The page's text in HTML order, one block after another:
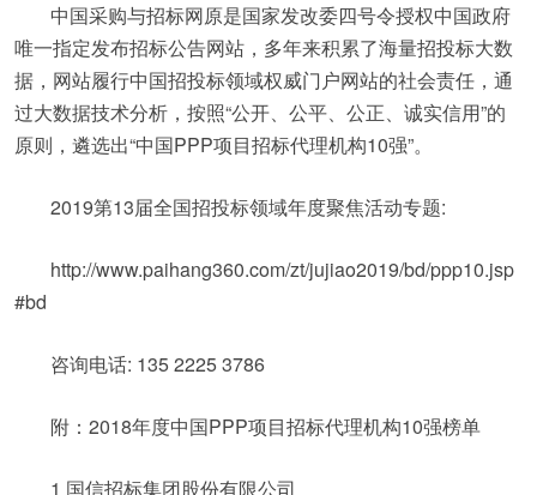
中国采购与招标网原是国家发改委四号令授权中国政府
唯一指定发布招标公告网站，多年来积累了海量招投标大数
据，网站履行中国招投标领域权威门户网站的社会责任，通
过大数据技术分析，按照“公开、公平、公正、诚实信用”的
原则，遴选出“中国PPP项目招标代理机构10强”。
2019第13届全国招投标领域年度聚焦活动专题:
http://www.paihang360.com/zt/jujiao2019/bd/ppp10.jsp
#bd
咨询电话: 135 2225 3786
附：2018年度中国PPP项目招标代理机构10强榜单
1 国信招标集团股份有限公司